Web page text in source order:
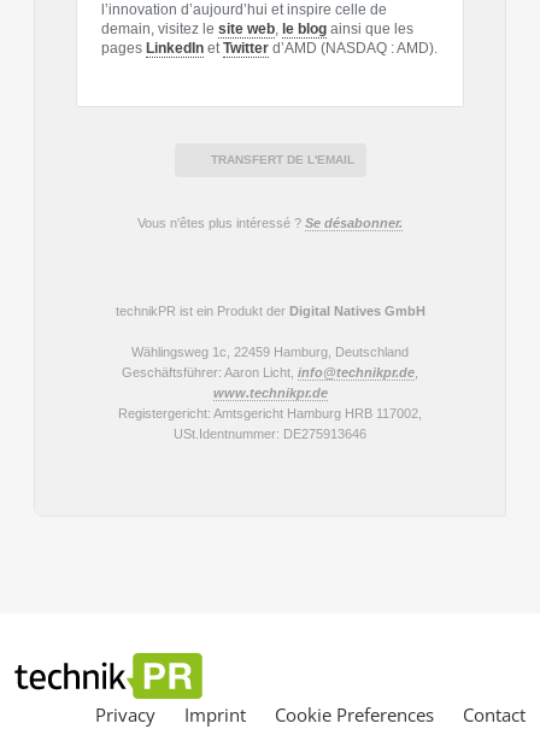
Privacy Imprint Cookie Preferences Contact